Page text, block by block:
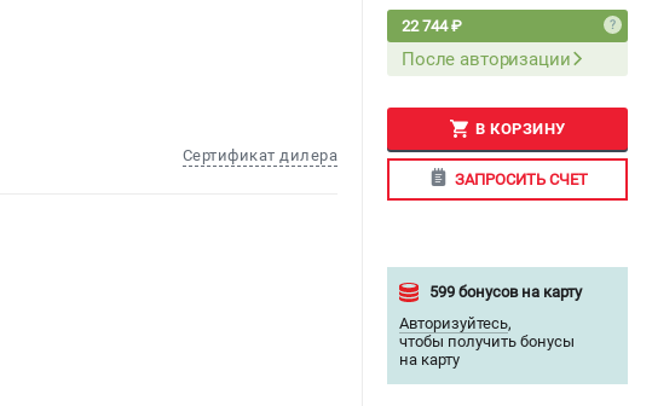
Сертификат дилера
22 744 ₽
После авторизации
В КОРЗИНУ
ЗАПРОСИТЬ СЧЕТ
599 бонусов на карту
Авторизуйтесь,
чтобы получить бонусы
на карту